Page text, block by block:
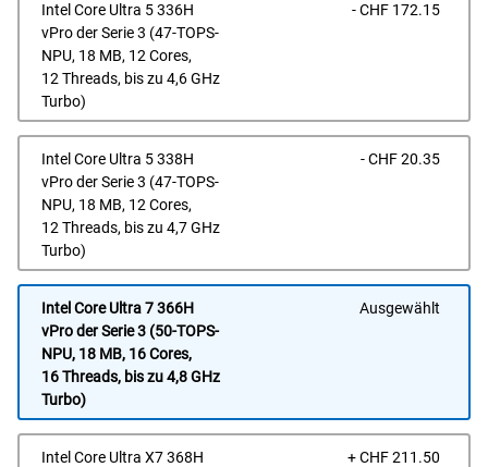
Intel Core Ultra 5 336H
vPro der Serie 3 (47-TOPS-
NPU, 18 MB, 12 Cores,
12 Threads, bis zu 4,6 GHz
Turbo)
- CHF 172.15
Intel Core Ultra 5 338H
vPro der Serie 3 (47-TOPS-
NPU, 18 MB, 12 Cores,
12 Threads, bis zu 4,7 GHz
Turbo)
- CHF 20.35
Intel Core Ultra 7 366H
vPro der Serie 3 (50-TOPS-
NPU, 18 MB, 16 Cores,
16 Threads, bis zu 4,8 GHz
Turbo)
Ausgewählt
Intel Core Ultra X7 368H
+ CHF 211.50